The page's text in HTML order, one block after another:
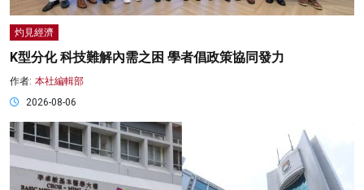
灼見經濟
K型分化 科技難解內需之困 學者倡政策協同發力
作者: 本社編輯部
2026-08-06